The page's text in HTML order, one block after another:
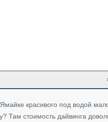
красивого под водой
Там стоимость дайвинга